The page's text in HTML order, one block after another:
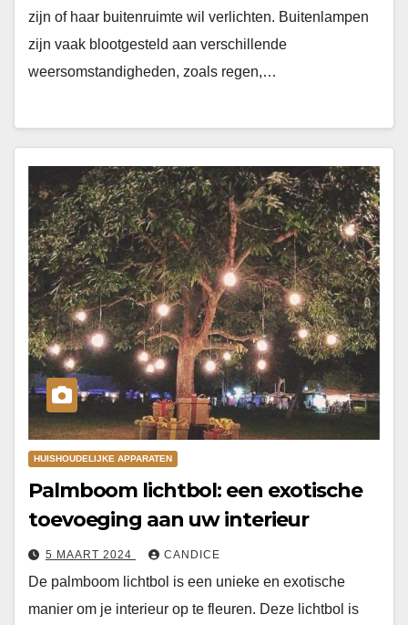
zijn of haar buitenruimte wil verlichten. Buitenlampen
zijn vaak blootgesteld aan verschillende
weersomstandigheden, zoals regen,…
HUISHOUDELIJKE APPARATEN
Palmboom lichtbol: een exotische
toevoeging aan uw interieur
5 MAART 2024 CANDICE
De palmboom lichtbol is een unieke en exotische
manier om je interieur op te fleuren. Deze lichtbol is